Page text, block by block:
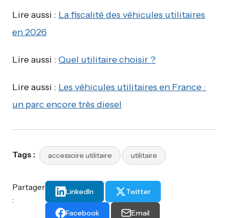
Lire aussi : La fiscalité des véhicules utilitaires
en 2026
Lire aussi : Quel utilitaire choisir ?
Lire aussi : Les véhicules utilitaires en France :
un parc encore très diesel
Tags : accessoire utilitaire utilitaire
Partager
:
LinkedIn Twitter
Facebook Email